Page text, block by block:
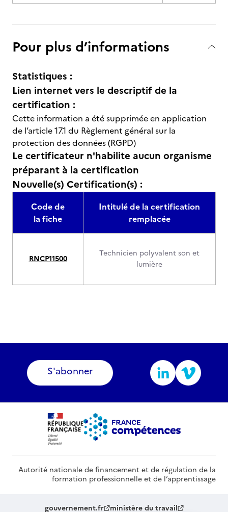
Pour plus d’informations
Statistiques :
Lien internet vers le descriptif de la
certification :
Cette information a été supprimée en application
de l’article 17.1 du Règlement général sur la
protection des données (RGPD)
Le certificateur n'habilite aucun organisme
préparant à la certification
Nouvelle(s) Certification(s) :
Code de
la fiche
Intitulé de la certification
remplacée
RNCP11500
Technicien polyvalent son et
lumière
S'abonner
Autorité nationale de financement et de régulation de la
formation professionnelle et de l’apprentissage
gouvernement.fr ministère du travail